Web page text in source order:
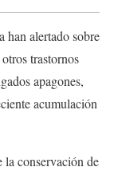
han alertado sobre
trastornos
apagones,
acumulación
la conservación de